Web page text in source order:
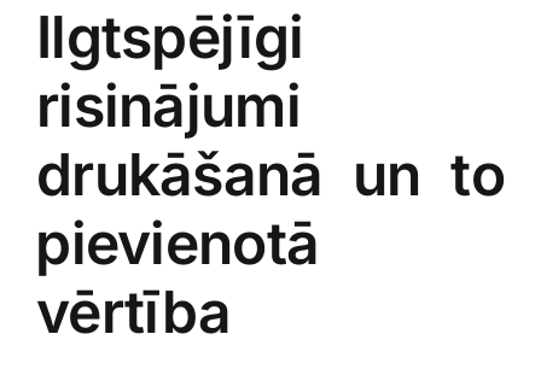
Ilgtspējīgi
risinājumi
drukāšanā un to
⁣pievienotā
vērtība